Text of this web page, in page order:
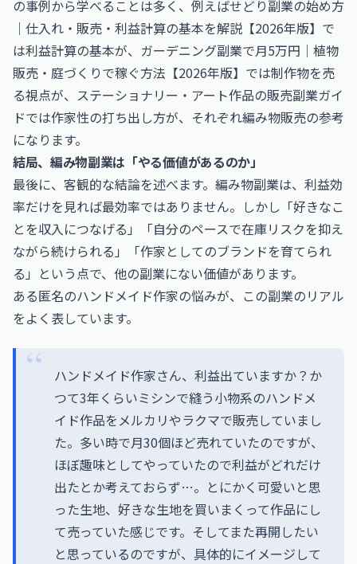
の事例から学べることは多く、例えばせどり副業の始め方
｜仕入れ・販売・利益計算の基本を解説【2026年版】 で
は利益計算の基本が、 ガーデニング副業で月5万円｜植物
販売・庭づくりで稼ぐ方法【2026年版】 では制作物を売
る視点が、 ステーショナリー・アート作品の販売副業ガイ
ドでは作家性の打ち出し方が、それぞれ編み物販売の参考
になります。
結局、編み物副業は「やる価値があるのか」
最後に、客観的な結論を述べます。編み物副業は、利益効
率だけを見れば最効率ではありません。しかし「好きなこ
とを収入につなげる」「自分のペースで在庫リスクを抑え
ながら続けられる」「作家としてのブランドを育てられ
る」という点で、他の副業にない価値があります。
ある匿名のハンドメイド作家の悩みが、この副業のリアル
をよく表しています。
ハンドメイド作家さん、利益出ていますか？か
つて3年くらいミシンで縫う小物系のハンドメ
イド作品をメルカリやラクマで販売していまし
た。多い時で月30個ほど売れていたのですが、
ほぼ趣味としてやっていたので利益がどれだけ
出たとか考えておらず…。とにかく可愛いと思
った生地、好きな生地を買いまくって作品にし
て売っていた感じです。そしてまた再開したい
と思っているのですが、具体的にイメージして